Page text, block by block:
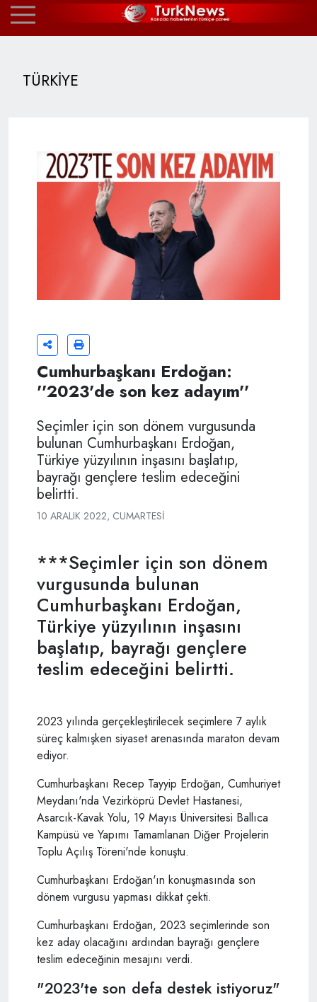
TÜRKİYE
Cumhurbaşkanı Erdoğan:
''2023'de son kez adayım''
Seçimler için son dönem vurgusunda
bulunan Cumhurbaşkanı Erdoğan,
Türkiye yüzyılının inşasını başlatıp,
bayrağı gençlere teslim edeceğini
belirtti.
10 ARALIK 2022, CUMARTESI
***Seçimler için son dönem
vurgusunda bulunan
Cumhurbaşkanı Erdoğan,
Türkiye yüzyılının inşasını
başlatıp, bayrağı gençlere
teslim edeceğini belirtti.
2023 yılında gerçekleştirilecek seçimlere 7 aylık
süreç kalmışken siyaset arenasında maraton devam
ediyor.
Cumhurbaşkanı Recep Tayyip Erdoğan, Cumhuriyet
Meydanı'nda Vezirköprü Devlet Hastanesi,
Asarcık-Kavak Yolu, 19 Mayıs Üniversitesi Ballıca
Kampüsü ve Yapımı Tamamlanan Diğer Projelerin
Toplu Açılış Töreni'nde konuştu.
Cumhurbaşkanı Erdoğan'ın konuşmasında son
dönem vurgusu yapması dikkat çekti.
Cumhurbaşkanı Erdoğan, 2023 seçimlerinde son
kez aday olacağını ardından bayrağı gençlere
teslim edeceğinin mesajını verdi.
"2023'te son defa destek istiyoruz"